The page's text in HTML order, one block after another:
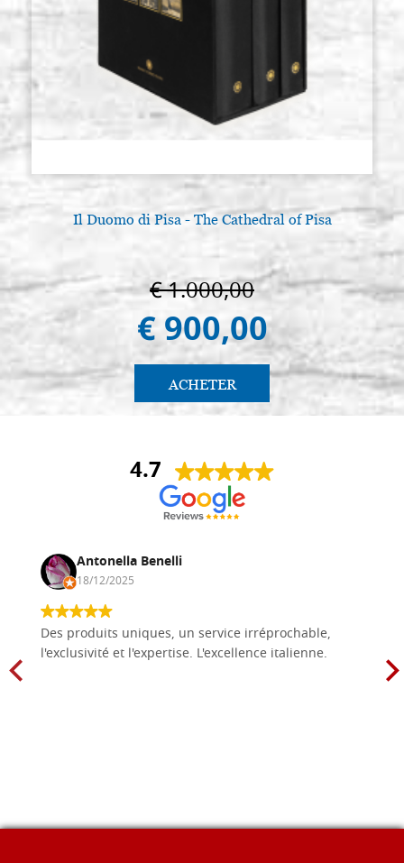
Il Duomo di Pisa - The Cathedral of Pisa
€ 1.000,00
€ 900,00
ACHETER
4.7
Antonella Benelli
18/12/2025
Des produits uniques, un service irréprochable,
l'exclusivité et l'expertise. L'excellence italienne.